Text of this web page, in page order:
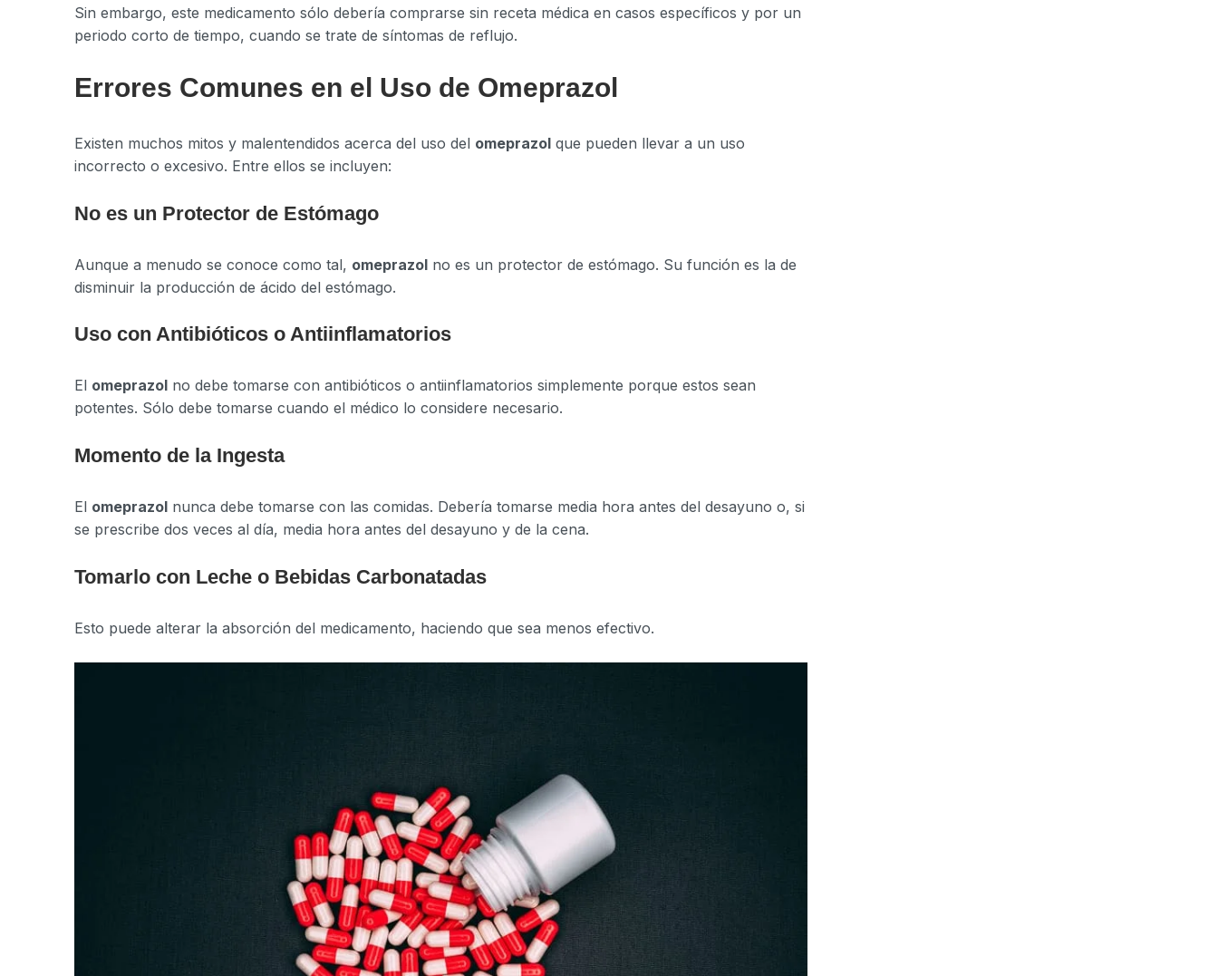
Sin embargo, este medicamento sólo debería comprarse sin receta médica en casos específicos y por un
periodo corto de tiempo, cuando se trate de síntomas de reflujo.
Errores Comunes en el Uso de Omeprazol
Existen muchos mitos y malentendidos acerca del uso del omeprazol que pueden llevar a un uso
incorrecto o excesivo. Entre ellos se incluyen:
No es un Protector de Estómago
Aunque a menudo se conoce como tal, omeprazol no es un protector de estómago. Su función es la de
disminuir la producción de ácido del estómago.
Uso con Antibióticos o Antiinflamatorios
El omeprazol no debe tomarse con antibióticos o antiinflamatorios simplemente porque estos sean
potentes. Sólo debe tomarse cuando el médico lo considere necesario.
Momento de la Ingesta
El omeprazol nunca debe tomarse con las comidas. Debería tomarse media hora antes del desayuno o, si
se prescribe dos veces al día, media hora antes del desayuno y de la cena.
Tomarlo con Leche o Bebidas Carbonatadas
Esto puede alterar la absorción del medicamento, haciendo que sea menos efectivo.